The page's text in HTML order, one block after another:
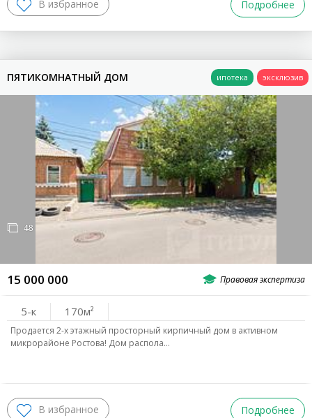
Подробнее
ПЯТИКОМНАТНЫЙ ДОМ
15 000 000
48
5-к 170
Продается 2-х этажный просторный кирпичный дом в активном
микрорайоне Ростова! Дом распола…
Подробнее